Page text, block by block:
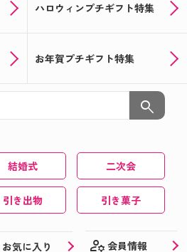
ハロウィンプチギフト特集
お年賀プチギフト特集
search
結婚式 二次会
引き出物 引き菓子
お気に入り manage_accounts 会員情報